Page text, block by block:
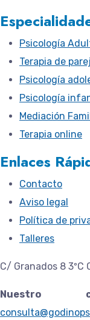
Psicología
Terapia de
Psicología
Psicología
Mediación
Terapia online
Enlaces
Contacto
Aviso legal
Política de
Talleres
C/ Granados 8 3ºC
Nuestro